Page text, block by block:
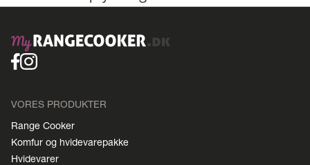
VORES PRODUKTER
Range Cooker
Komfur og hvidevarepakke
Hvidevarer